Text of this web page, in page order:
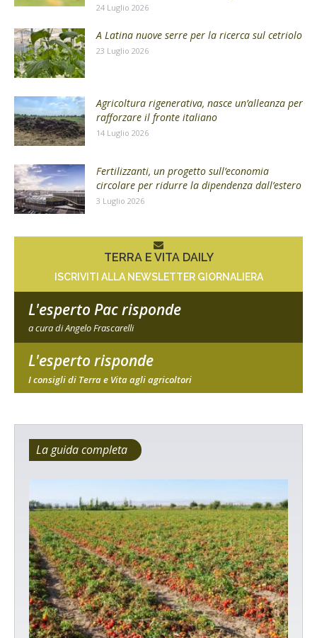
24 Luglio 2026
A Latina nuove serre per la ricerca sul cetriolo
23 Luglio 2026
Agricoltura rigenerativa, nasce un’alleanza per
rafforzare il fronte italiano
14 Luglio 2026
Fertilizzanti, un progetto sull’economia
circolare per ridurre la dipendenza dall’estero
3 Luglio 2026
TERRA E VITA DAILY
ISCRIVITI ALLA NEWSLETTER GIORNALIERA
L'esperto Pac risponde
a cura di Angelo Frascarelli
L'esperto risponde
I consigli di Terra e Vita agli agricoltori
La guida completa